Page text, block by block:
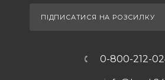
ПІДПИСАТИСЯ НА РОЗСИЛКУ
0-800-212-